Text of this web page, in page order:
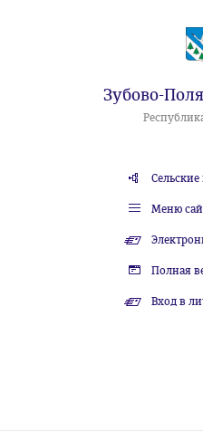
Зубово-
Меню
Полная
Вход в